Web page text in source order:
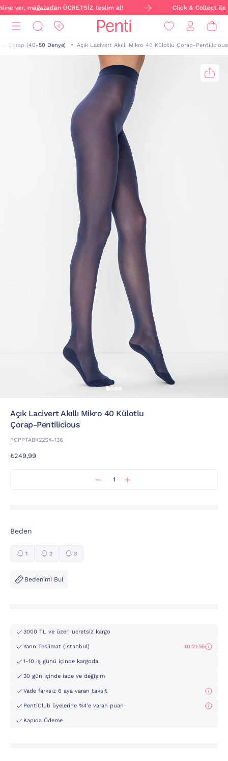
ver, mağazadan ÜCRETSİZ teslim al! Click & Collect ile
Çorap (40-50 Denye) Açık Lacivert Akıllı Mikro 40 Külotlu Çorap-Pentilicious
Açık Lacivert Akıllı Mikro 40 Külotlu
Çorap-Pentilicious
PCPPTABK22SK-136
₺249,99
Beden
1 2 3
Bedenimi Bul
3000 TL ve üzeri ücretsiz kargo
Yarın Teslimat (İstanbul) 01:21:55
1-10 iş günü içinde kargoda
30 gün içinde iade ve değişim
Vade farksız 6 aya varan taksit
PentiClub üyelerine %4'e varan puan
Kapıda Ödeme